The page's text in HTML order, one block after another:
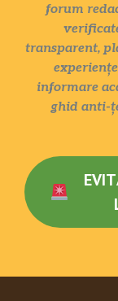
forum
transparent,
informare
ghid anti-